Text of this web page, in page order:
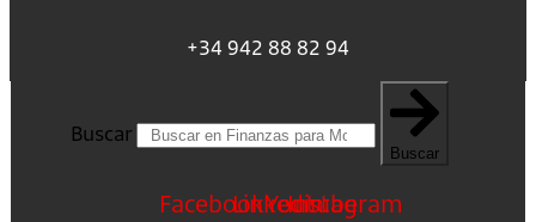
+34 942 88 82 94
Buscar
Buscar
FacebookLinkedin
Youtube
Instagram